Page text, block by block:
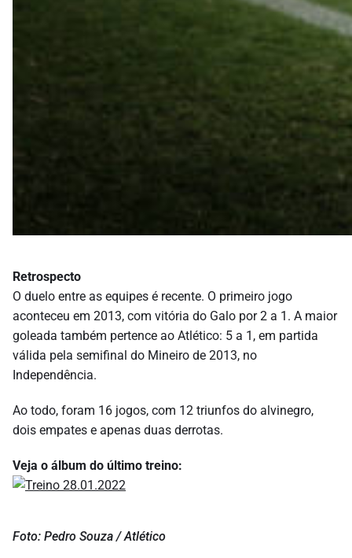
Retrospecto
O duelo entre as equipes é recente. O primeiro jogo
aconteceu em 2013, com vitória do Galo por 2 a 1. A maior
goleada também pertence ao Atlético: 5 a 1, em partida
válida pela semifinal do Mineiro de 2013, no
Independência.
Ao todo, foram 16 jogos, com 12 triunfos do alvinegro,
dois empates e apenas duas derrotas.
Veja o álbum do último treino:
Foto: Pedro Souza / Atlético